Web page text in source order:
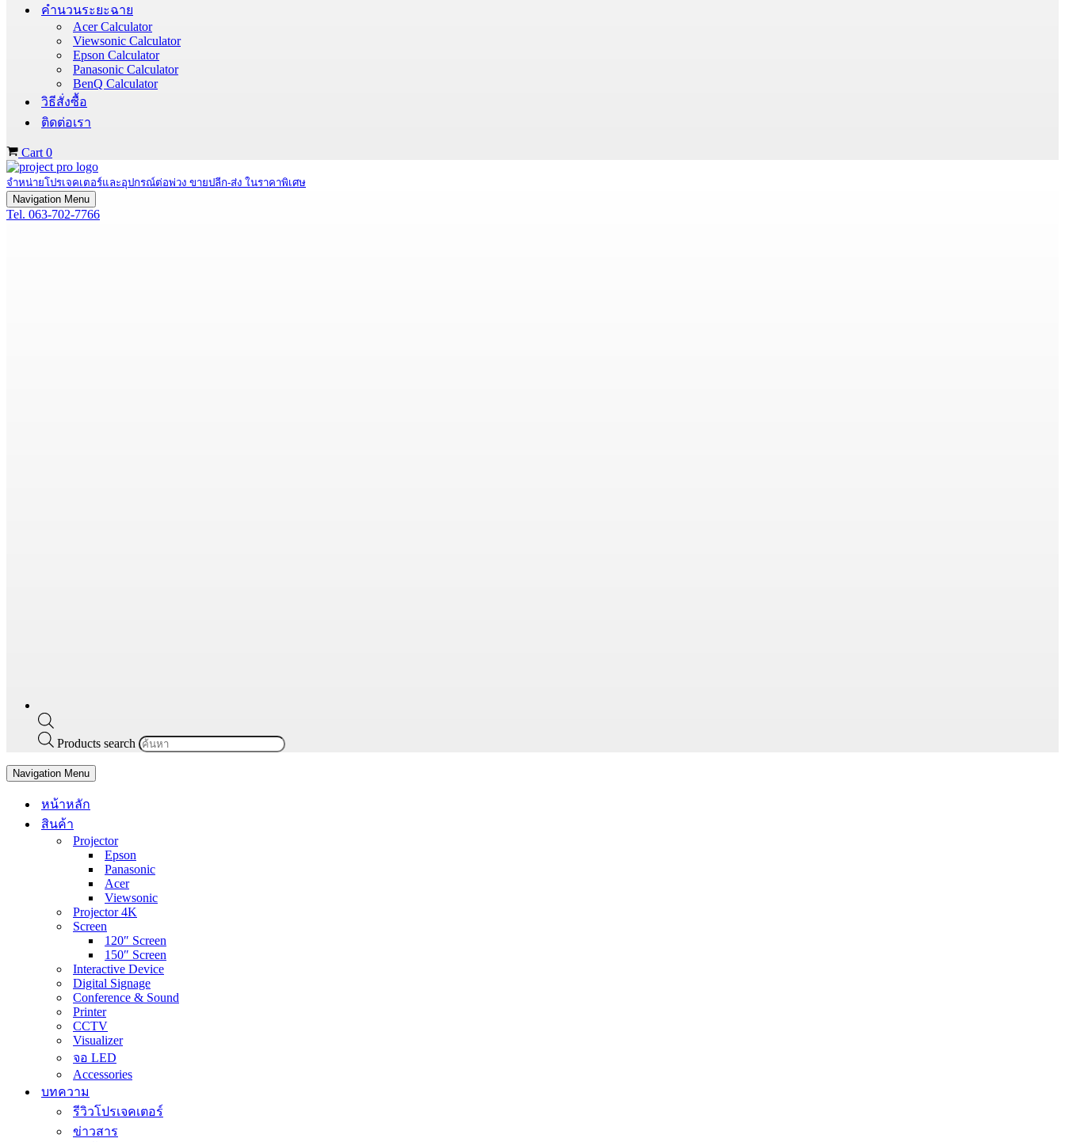
คำนวนระยะฉาย
Acer Calculator
Viewsonic Calculator
Epson Calculator
Panasonic Calculator
BenQ Calculator
วิธีสั่งซื้อ
ติดต่อเรา
Cart 0
จำหน่ายโปรเจคเตอร์และอุปกรณ์ต่อพ่วง ขายปลีก-ส่ง ในราคาพิเศษ
Navigation Menu
Tel. 063-702-7766
Products search
Navigation Menu
หน้าหลัก
สินค้า
Projector
Epson
Panasonic
Acer
Viewsonic
Projector 4K
Screen
120″ Screen
150″ Screen
Interactive Device
Digital Signage
Conference & Sound
Printer
CCTV
Visualizer
จอ LED
Accessories
บทความ
รีวิวโปรเจคเตอร์
ข่าวสาร